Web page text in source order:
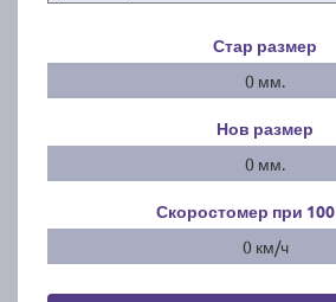
Стар размер
0 мм.
Нов размер
0 мм.
Скоростомер при 100
0 км/ч